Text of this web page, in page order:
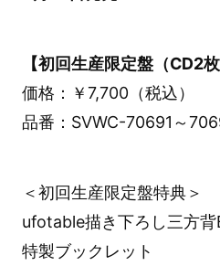
【初回生産限定盤（CD2
価格：￥7,700（税込）
品番：SVWC-70691～
＜初回生産限定盤特典＞
ufotable描き下ろし三方背
特製ブックレット